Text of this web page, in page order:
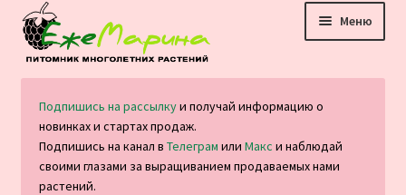
Перейти
к
навигации
Перейти
к
содержимому
Меню
Каталог
Оплата и доставка
Подпишись на рассылкуи получай информацию о
новинках и стартах продаж.
Подпишись на канал в Телеграм или Макс и наблюдай
своими глазами за выращиванием продаваемых нами
растений.